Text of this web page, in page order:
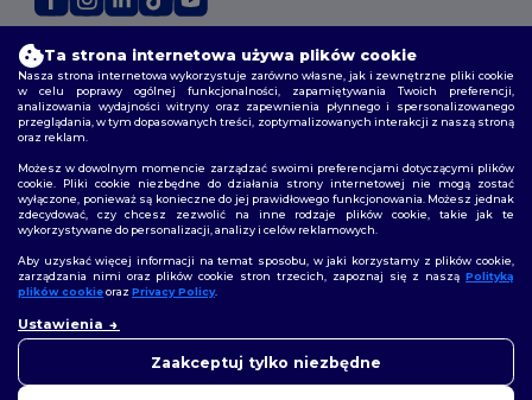
2026. Wszelkie prawa zastrzeżone
Warunki i Zasady|Polityka niestandardowa|polityka prywatności|
Polityka plików cookie|Mapa strony
Ta strona internetowa używa plików cookie
Nasza strona internetowa wykorzystuje zarówno własne, jak i zewnętrzne pliki cookie
w celu poprawy ogólnej funkcjonalności, zapamiętywania Twoich preferencji,
analizowania wydajności witryny oraz zapewnienia płynnego i spersonalizowanego
przeglądania, w tym dopasowanych treści, zoptymalizowanych interakcji z naszą stroną
oraz reklam.
Możesz w dowolnym momencie zarządzać swoimi preferencjami dotyczącymi plików
cookie. Pliki cookie niezbędne do działania strony internetowej nie mogą zostać
wyłączone, ponieważ są konieczne do jej prawidłowego funkcjonowania. Możesz jednak
zdecydować, czy chcesz zezwolić na inne rodzaje plików cookie, takie jak te
wykorzystywane do personalizacji, analizy i celów reklamowych.
Aby uzyskać więcej informacji na temat sposobu, w jaki korzystamy z plików cookie,
zarządzania nimi oraz plików cookie stron trzecich, zapoznaj się z naszą Polityką
plików cookieoraz Privacy Policy.
Ustawienia
Zaakceptuj tylko niezbędne